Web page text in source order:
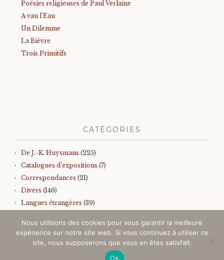
Poésies religieuses de Paul Verlaine
A vau l’Eau
Un Dilemme
La Bièvre
Trois Primitifs
CATÉGORIES
De J.-K. Huysmans (225)
Catalogues d'expositions (7)
Correspondances (21)
Divers (146)
Langues étrangères (39)
Autres(99)
Nous utilisons des cookies pour vous garantir la meilleure
expérience sur notre site web. Si vous continuez à utiliser ce
site, nous supposerons que vous en êtes satisfait.
Ok